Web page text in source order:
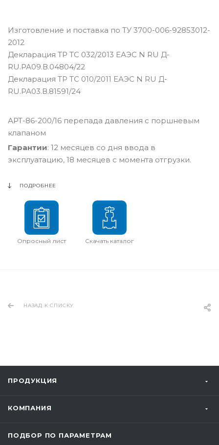
Изготовление и поставка по ТУ 3700-006-92853012-
2012
Декларация ТР ТС 032/2013 ЕАЭС N RU Д-
RU.РА09.В.04804/22
Декларация ТР ТС 010/2011 ЕАЭС N RU Д-
RU.РА03.В.81591/24
АРТ-86-200/16 перепада давления с поршневым
клапаном
Гарантии: 12 месяцев со дня ввода в
эксплуатацию, 18 месяцев с момента отгрузки.
ПОДРОБНЕЕ
Опросный лист Скачать каталог
НАЗАД К СПИСКУ
ПРОДУКЦИЯ
КОМПАНИЯ
ПОДБОР ПО ПАРАМЕТРАМ